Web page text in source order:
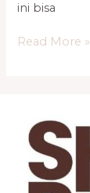
ini bisa
Read More »